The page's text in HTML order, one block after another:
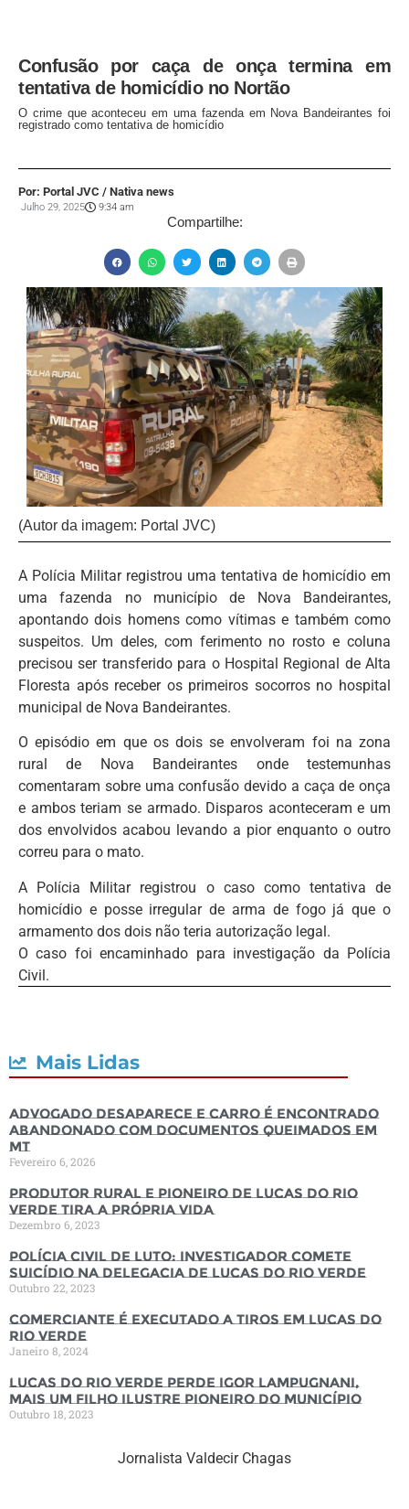
Confusão por caça de onça termina em
tentativa de homicídio no Nortão
O crime que aconteceu em uma fazenda em Nova Bandeirantes foi
registrado como tentativa de homicídio
Por: Portal JVC / Nativa news
Julho 29, 2025 9:34 am
Compartilhe:
(Autor da imagem: Portal JVC)
A Polícia Militar registrou uma tentativa de homicídio em
uma fazenda no município de Nova Bandeirantes,
apontando dois homens como vítimas e também como
suspeitos. Um deles, com ferimento no rosto e coluna
precisou ser transferido para o Hospital Regional de Alta
Floresta após receber os primeiros socorros no hospital
municipal de Nova Bandeirantes.
O episódio em que os dois se envolveram foi na zona
rural de Nova Bandeirantes onde testemunhas
comentaram sobre uma confusão devido a caça de onça
e ambos teriam se armado. Disparos aconteceram e um
dos envolvidos acabou levando a pior enquanto o outro
correu para o mato.
A Polícia Militar registrou o caso como tentativa de
homicídio e posse irregular de arma de fogo já que o
armamento dos dois não teria autorização legal.
O caso foi encaminhado para investigação da Polícia
Civil.
Mais Lidas
Advogado desaparece e carro é encontrado
abandonado com documentos queimados em
MT
Fevereiro 6, 2026
Produtor rural e pioneiro de Lucas do Rio
Verde tira a própria vida
Dezembro 6, 2023
Polícia Civil de luto: Investigador comete
suicídio na Delegacia de Lucas do Rio Verde
Outubro 22, 2023
Comerciante é executado a tiros em Lucas do
Rio Verde
Janeiro 8, 2024
Lucas do Rio Verde perde Igor Lampugnani,
mais um filho ilustre pioneiro do município
Outubro 18, 2023
Jornalista Valdecir Chagas